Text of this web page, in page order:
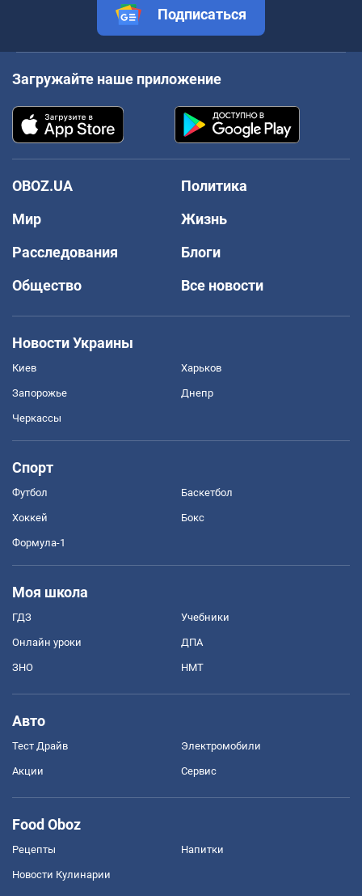
Подписаться
Загружайте наше приложение
OBOZ.UA
Политика
Мир
Жизнь
Расследования
Блоги
Общество
Все новости
Новости Украины
Киев Харьков
Запорожье Днепр
Черкассы
Спорт
Футбол Баскетбол
Хоккей Бокс
Формула-1
Моя школа
ГДЗ Учебники
Онлайн уроки ДПА
ЗНО НМТ
Авто
Тест Драйв Электромобили
Акции Сервис
Food Oboz
Рецепты Напитки
Новости Кулинарии